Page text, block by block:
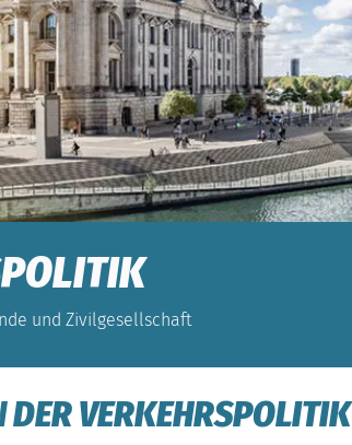
und Zivilgesellschaft
DER VERKEHRSPOLITIK